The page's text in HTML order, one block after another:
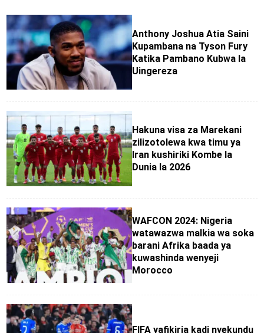
Anthony Joshua Atia Saini
Kupambana na Tyson Fury
Katika Pambano Kubwa la
Uingereza
Hakuna visa za Marekani
zilizotolewa kwa timu ya
Iran kushiriki Kombe la
Dunia la 2026
WAFCON 2024: Nigeria
watawazwa malkia wa soka
barani Afrika baada ya
kuwashinda wenyeji
Morocco
FIFA yafikiria kadi nyekundu